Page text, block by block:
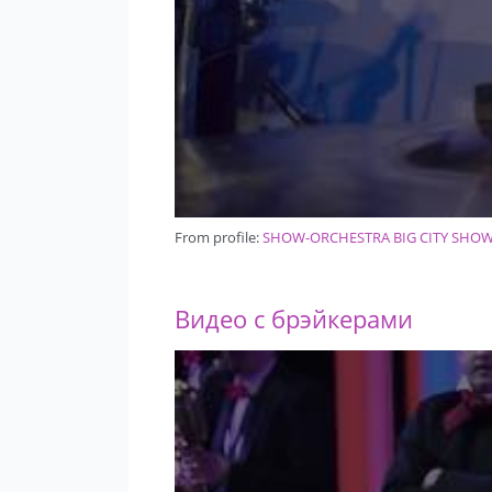
From profile:SHOW-ORCHESTRA BIG CITY
Видео с брэйкерами